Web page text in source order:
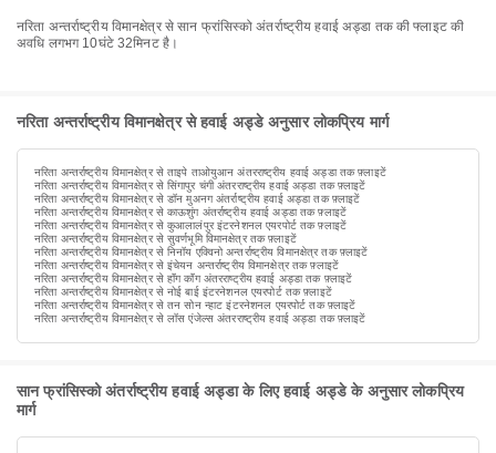
नरिता अन्तर्राष्ट्रीय विमानक्षेत्र से सान फ्रांसिस्को अंतर्राष्ट्रीय हवाई अड्डा तक की फ्लाइट की
अवधि लगभग 10घंटे 32मिनट है।
नरिता अन्तर्राष्ट्रीय विमानक्षेत्र से हवाई अड्डे अनुसार लोकप्रिय मार्ग
नरिता अन्तर्राष्ट्रीय विमानक्षेत्र से ताइपे ताओयुआन अंतरराष्ट्रीय हवाई अड्डा तक फ़्लाइटें
नरिता अन्तर्राष्ट्रीय विमानक्षेत्र से सिंगापुर चंगी अंतरराष्ट्रीय हवाई अड्डा तक फ़्लाइटें
नरिता अन्तर्राष्ट्रीय विमानक्षेत्र से डॉन मुअनग अंतर्राष्ट्रीय हवाई अड्डा तक फ़्लाइटें
नरिता अन्तर्राष्ट्रीय विमानक्षेत्र से काऊशुंग अंतर्राष्ट्रीय हवाई अड्डा तक फ़्लाइटें
नरिता अन्तर्राष्ट्रीय विमानक्षेत्र से कुआलालंपुर इंटरनेशनल एयरपोर्ट तक फ़्लाइटें
नरिता अन्तर्राष्ट्रीय विमानक्षेत्र से सुवर्णभूमि विमानक्षेत्र तक फ़्लाइटें
नरिता अन्तर्राष्ट्रीय विमानक्षेत्र से निनॉय एक्विनो अन्तर्राष्ट्रीय विमानक्षेत्र तक फ़्लाइटें
नरिता अन्तर्राष्ट्रीय विमानक्षेत्र से इंचेयन अन्तर्राष्ट्रीय विमानक्षेत्र तक फ़्लाइटें
नरिता अन्तर्राष्ट्रीय विमानक्षेत्र से हॉंग कॉंग अंतरराष्ट्रीय हवाई अड्डा तक फ़्लाइटें
नरिता अन्तर्राष्ट्रीय विमानक्षेत्र से नोई बाई इंटरनेशनल एयरपोर्ट तक फ़्लाइटें
नरिता अन्तर्राष्ट्रीय विमानक्षेत्र से तन सोन न्हाट इंटरनेशनल एयरपोर्ट तक फ़्लाइटें
नरिता अन्तर्राष्ट्रीय विमानक्षेत्र से लॉस एंजेल्स अंतरराष्ट्रीय हवाई अड्डा तक फ़्लाइटें
सान फ्रांसिस्को अंतर्राष्ट्रीय हवाई अड्डा के लिए हवाई अड्डे के अनुसार लोकप्रिय
मार्ग